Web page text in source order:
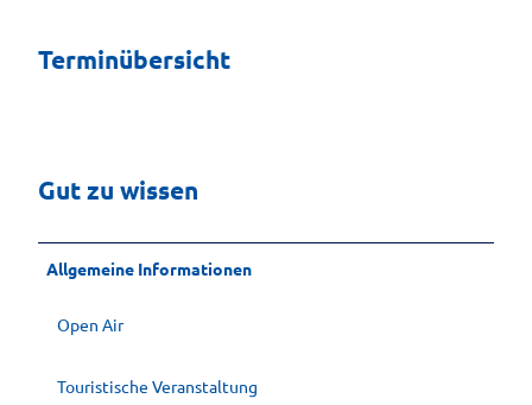
Terminübersicht
Gut zu wissen
Allgemeine Informationen
Open Air
Touristische Veranstaltung